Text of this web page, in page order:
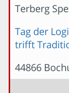
Terberg
Tag der
trifft
44866